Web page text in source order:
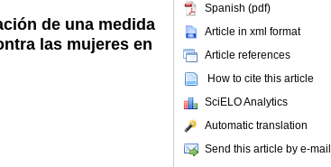
Spanish (pdf)
Article in xml format
Article references
How to cite this article
SciELO Analytics
Automatic translation
Send this article by e-mail
de una medida
las mujeres en